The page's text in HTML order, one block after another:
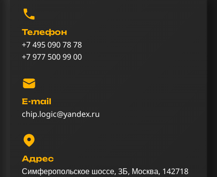
Телефон
+7 495 090 78 78
+7 977 500 99 00
E-mail
chip.logic@yandex.ru
Адрес
Симферопольское шоссе, 3Б, Москва, 142718